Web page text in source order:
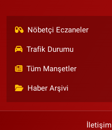
Nöbetçi Eczaneler
Trafik Durumu
Tüm Manşetler
Haber Arşivi
İletişim